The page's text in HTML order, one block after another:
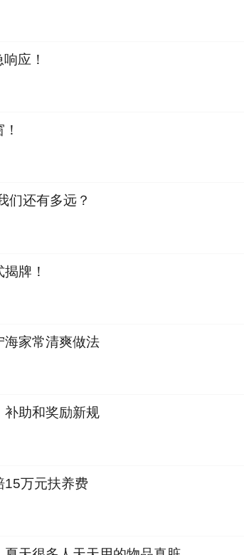
应！
们还有多远？
牌！
海家常清爽做法
补助和奖励新规
15万元扶养费